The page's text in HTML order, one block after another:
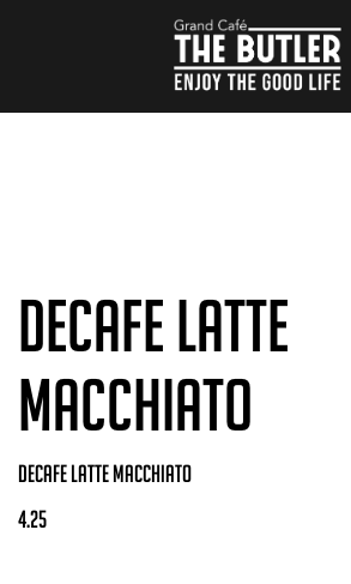
decafe latte
macchiato
decafe latte macchiato
4.25